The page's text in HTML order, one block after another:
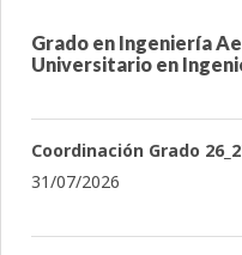
Grado en Ingeniería
Universitario en
Coordinación Grado
31/07/2026